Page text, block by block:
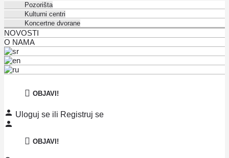
Pozorišta
Kulturni centri
Koncertne dvorane
NOVOSTI
O NAMA
OBJAVI!
Uloguj se ili Registruj se
OBJAVI!